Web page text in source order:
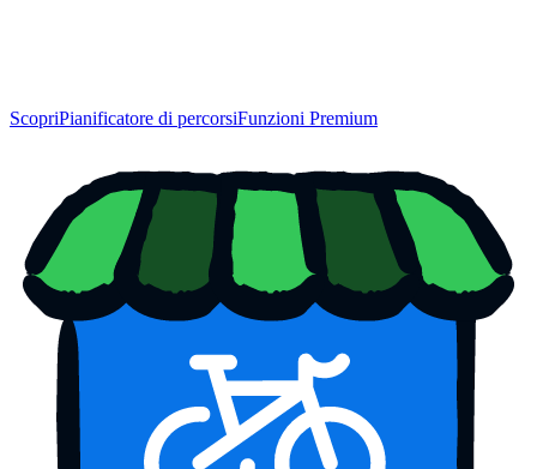
ScopriPianificatore di percorsiFunzioni Premium